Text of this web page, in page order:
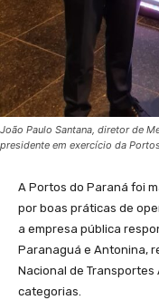
João Paulo Santana, diretor de
presidente em exercício da
A Portos do Paraná foi
por boas práticas de
a empresa pública
Paranaguá e Antonina,
Nacional de
categorias.